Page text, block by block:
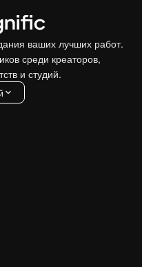
ваших лучших работ.
среди креаторов,
и студий.